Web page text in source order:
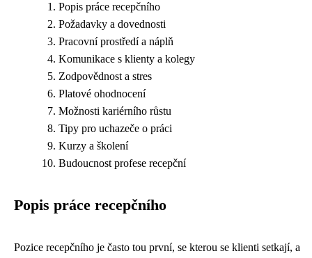
Popis práce recepčního
Požadavky a dovednosti
Pracovní prostředí a náplň
Komunikace s klienty a kolegy
Zodpovědnost a stres
Platové ohodnocení
Možnosti kariérního růstu
Tipy pro uchazeče o práci
Kurzy a školení
Budoucnost profese recepční
Popis práce recepčního
Pozice recepčního je často tou první, se kterou se klienti setkají, a